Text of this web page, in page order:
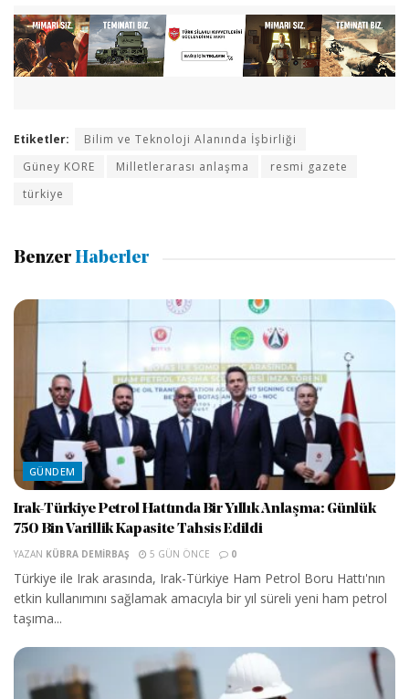
Etiketler:
Bilim ve Teknoloji Alanında İşbirliği
Güney KORE
Milletlerarası anlaşma
resmi gazete
türkiye
Benzer Haberler
GÜNDEM
Irak-Türkiye Petrol Hattında Bir Yıllık Anlaşma: Günlük
750 Bin Varillik Kapasite Tahsis Edildi
YAZAN KÜBRA DEMIRBAŞ 5 GÜN ÖNCE 0
Türkiye ile Irak arasında, Irak-Türkiye Ham Petrol Boru Hattı'nın
etkin kullanımını sağlamak amacıyla bir yıl süreli yeni ham petrol
taşıma...